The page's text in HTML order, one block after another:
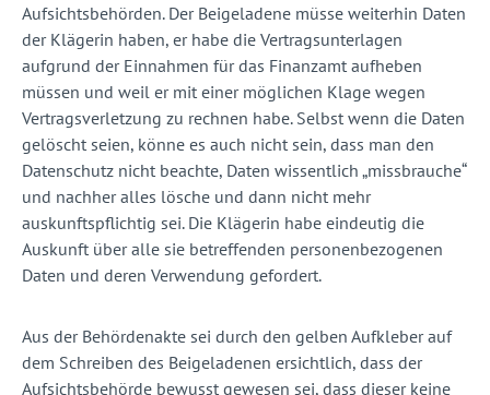
Aufsichtsbehörden. Der Beigeladene müsse weiterhin Daten
der Klägerin haben, er habe die Vertragsunterlagen
aufgrund der Einnahmen für das Finanzamt aufheben
müssen und weil er mit einer möglichen Klage wegen
Vertragsverletzung zu rechnen habe. Selbst wenn die Daten
gelöscht seien, könne es auch nicht sein, dass man den
Datenschutz nicht beachte, Daten wissentlich „missbrauche“
und nachher alles lösche und dann nicht mehr
auskunftspflichtig sei. Die Klägerin habe eindeutig die
Auskunft über alle sie betreffenden personenbezogenen
Daten und deren Verwendung gefordert.
Aus der Behördenakte sei durch den gelben Aufkleber auf
dem Schreiben des Beigeladenen ersichtlich, dass der
Aufsichtsbehörde bewusst gewesen sei, dass dieser keine